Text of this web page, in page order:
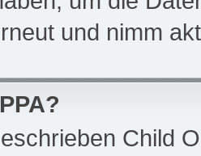
und nimm
Child